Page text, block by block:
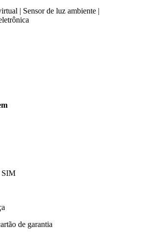
| Sensor de luz ambiente |
SIM
de garantia